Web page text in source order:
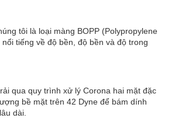
tôi là loại màng BOPP (Polypropylene
tiếng về độ bền, độ bền và độ trong
qua quy trình xử lý Corona hai mặt đặc
bề mặt trên 42 Dyne để bám dính
dài.